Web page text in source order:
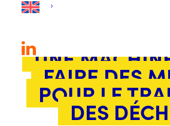
UNE
FAIRE DES
POUR LE
DES